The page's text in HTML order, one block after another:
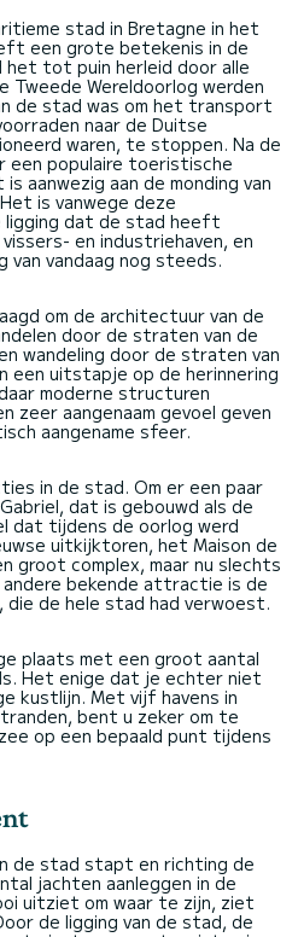
stad in Bretagne in het
een grote betekenis in de
het tot puin herleid door alle
Tweede Wereldoorlog werden
de stad was om het transport
naar de Duitse
waren, te stoppen. Na de
een populaire toeristische
aanwezig aan de monding van
is vanwege deze
dat de stad heeft
en industriehaven, en
vandaag nog steeds.
om de architectuur van de
door de straten van de
wandeling door de straten van
een uitstapje op de herinnering
moderne structuren
zeer aangenaam gevoel geven
aangename sfeer.
in de stad. Om er een paar
dat is gebouwd als de
dat tijdens de oorlog werd
uitkijktoren, het Maison de
groot complex, maar nu slechts
bekende attractie is de
de hele stad had verwoest.
plaats met een groot aantal
Het enige dat je echter niet
kustlijn. Met vijf havens in
bent u zeker om te
op een bepaald punt tijdens
de stad stapt en richting de
jachten aanleggen in de
uitziet om waar te zijn, ziet
de ligging van de stad, de